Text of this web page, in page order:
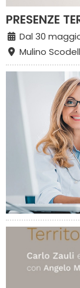
PRESENZE
Dal 30
Mulino